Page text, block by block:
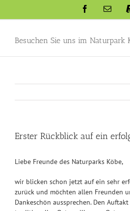
FacebookEmail
Besuchen Sie uns im Naturpark
Erster Rückblick auf ein
Liebe Freunde des Naturparks Köbe,
wir blicken schon jetzt auf ein sehr
zurück und möchten allen Freunden
Dankeschön aussprechen. Den